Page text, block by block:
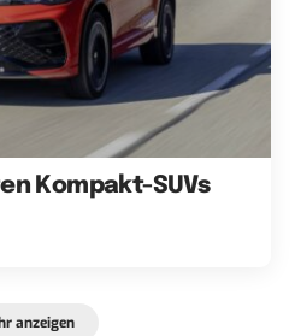
Kompakt-SUVs
anzeigen